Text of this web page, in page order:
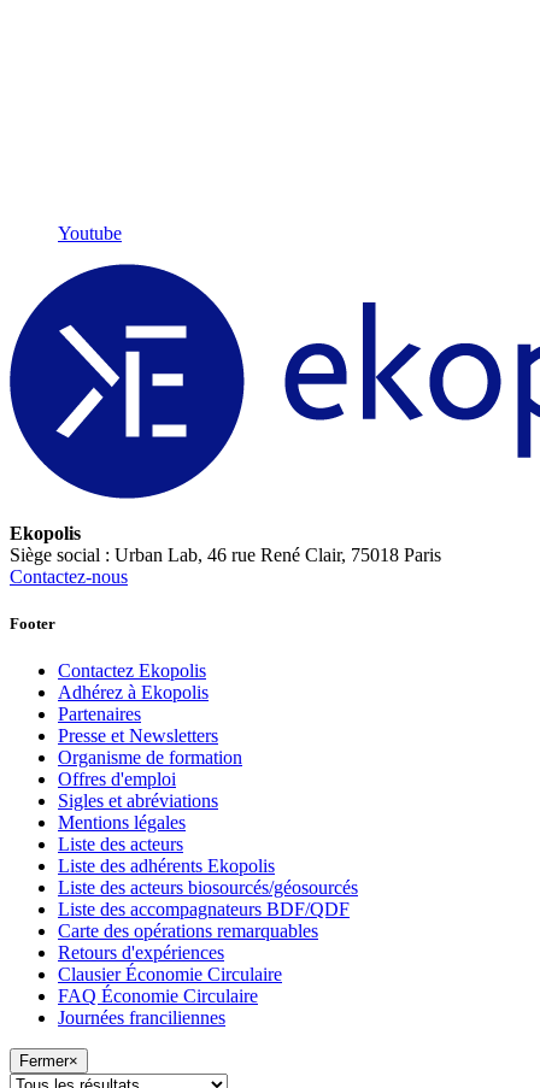
Youtube
Ekopolis
Siège social : Urban Lab, 46 rue René Clair, 75018 Paris
Contactez-nous
Footer
Contactez Ekopolis
Adhérez à Ekopolis
Partenaires
Presse et Newsletters
Organisme de formation
Offres d'emploi
Sigles et abréviations
Mentions légales
Liste des acteurs
Liste des adhérents Ekopolis
Liste des acteurs biosourcés/géosourcés
Liste des accompagnateurs BDF/QDF
Carte des opérations remarquables
Retours d'expériences
Clausier Économie Circulaire
FAQ Économie Circulaire
Journées franciliennes
Fermer×